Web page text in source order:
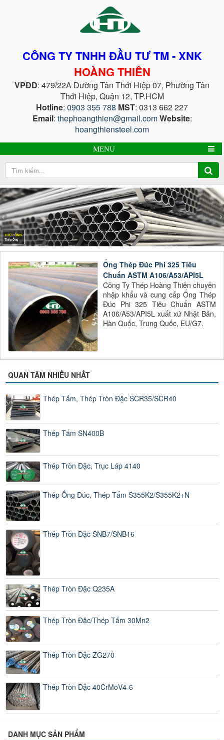
CÔNG TY TNHH ĐẦU TƯ TM - XNK
HOÀNG THIÊN
VPĐD: 479/22A Đường Tân Thới Hiệp 07, Phường Tân
Thới Hiệp, Quận 12, TP.HCM
Hotline: 0903 355 788 MST: 0313 662 227
Email: thephoangthien@gmail.comWebsite:
hoangthiensteel.com
MENU
THÉP ỐNG
Thép Ống
Ống Thép Đúc Phi 325 Tiêu
Chuẩn ASTM A106/A53/API5L
Công Ty Thép Hoàng Thiên chuyên
nhập khẩu và cung cấp Ống Thép
Đúc Phi 325 Tiêu Chuẩn ASTM
A106/A53/API5L xuất xứ Nhật Bản,
Hàn Quốc, Trung Quốc, EU/G7.
QUAN TÂM NHIỀU NHẤT
Thép Tấm, Thép Tròn Đặc SCR35/SCR40
Thép Tấm SN400B
Thép Tròn Đặc, Trục Láp 4140
Thép Ống Đúc, Thép Tấm S355K2/S355K2+N
Thép Tròn Đặc SNB7/SNB16
Thép Tròn Đặc Q235A
Thép Tròn Đặc/Thép Tấm 30Mn2
Thép Tròn Đặc ZG270
Thép Tròn Đặc 40CrMoV4-6
DANH MỤC SẢN PHẨM